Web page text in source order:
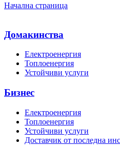
Начална страница
Домакинства
Електроенергия
Топлоенергия
Устойчиви услуги
Бизнес
Електроенергия
Топлоенергия
Устойчиви услуги
Доставчик от последна